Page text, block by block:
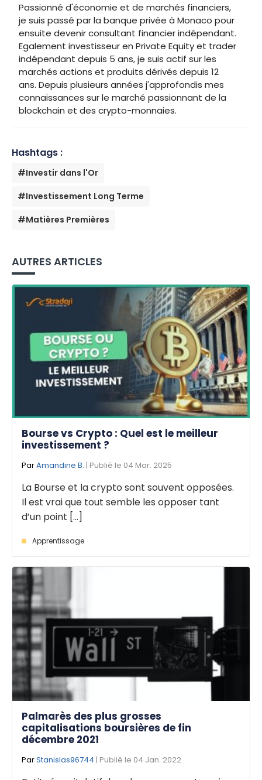
Passionné d'économie et de marchés financiers,
je suis passé par la banque privée à Monaco pour
ensuite devenir consultant financier indépendant.
Egalement investisseur en Private Equity et trader
indépendant depuis 5 ans, je suis actif sur les
marchés actions et produits dérivés depuis 12
ans. Depuis plusieurs années j'approfondis mes
connaissances sur le marché passionnant de la
blockchain et des crypto-monnaies.
Hashtags :
#Investir dans l'Or
#Investissement Long Terme
#Matières Premières
AUTRES ARTICLES
Bourse vs Crypto : Quel est le meilleur
investissement ?
ParAmandine B. | Publié le 04 Mar. 2025
La Bourse et la crypto sont souvent opposées.
Il est vrai que tout semble les opposer tant
d’un point [...]
Apprentissage
Palmarès des plus grosses
capitalisations boursières de fin
décembre 2021
ParStanislas96744 | Publié le 04 Jan. 2022